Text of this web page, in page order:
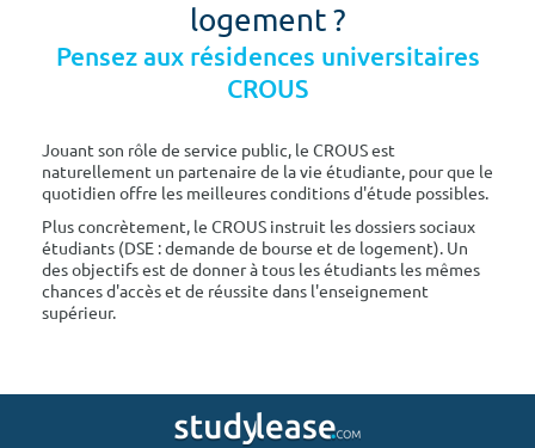
logement ?
Pensez aux résidences universitaires
CROUS
Jouant son rôle de service public, le CROUS est
naturellement un partenaire de la vie étudiante, pour que le
quotidien offre les meilleures conditions d'étude possibles.
Plus concrètement, le CROUS instruit les dossiers sociaux
étudiants (DSE : demande de bourse et de logement). Un
des objectifs est de donner à tous les étudiants les mêmes
chances d'accès et de réussite dans l'enseignement
supérieur.